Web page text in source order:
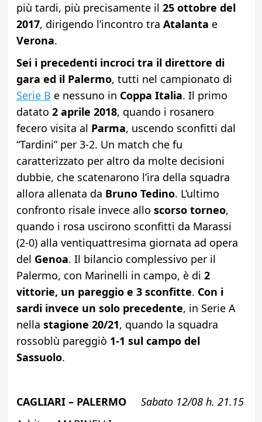
più tardi, più precisamente il 25 ottobre del
2017, dirigendo l’incontro tra Atalanta e
Verona.
Sei i precedenti incroci tra il direttore di
gara ed il Palermo, tutti nel campionato di
Serie B e nessuno in Coppa Italia. Il primo
datato 2 aprile 2018, quando i rosanero
fecero visita al Parma, uscendo sconfitti dal
“Tardini” per 3-2. Un match che fu
caratterizzato per altro da molte decisioni
dubbie, che scatenarono l’ira della squadra
allora allenata da Bruno Tedino. L’ultimo
confronto risale invece allo scorso torneo,
quando i rosa uscirono sconfitti da Marassi
(2-0) alla ventiquattresima giornata ad opera
del Genoa. Il bilancio complessivo per il
Palermo, con Marinelli in campo, è di 2
vittorie, un pareggio e 3 sconfitte. Con i
sardi invece un solo precedente, in Serie A
nella stagione 20/21, quando la squadra
rossoblù pareggiò 1-1 sul campo del
Sassuolo.
CAGLIARI – PALERMO Sabato 12/08 h. 21.15